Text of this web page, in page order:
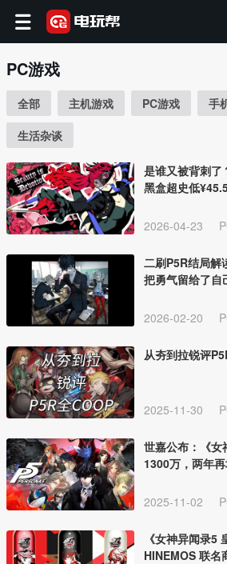
PC游戏
全部 主机游戏 PC游戏 手
生活杂谈
是谁又被背刺了
黑盒超史低
2026-04-23
二刷P5R结局解
把勇气留给了自
2026-02-20
从夯到拉锐评
2025-11-30
世嘉公布：《女
1300万，两年
2025-11-02
《女神异闻录5
HINEMOS 联名